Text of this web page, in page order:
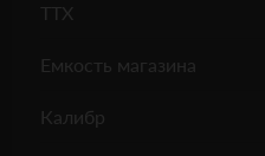
ТТХ
Емкость магазина
Калибр